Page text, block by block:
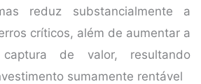
reduz substancialmente a
críticos, além de aumentar a
de valor, resultando
sumamente rentável